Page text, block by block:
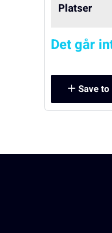
Platser
Det går
Save to